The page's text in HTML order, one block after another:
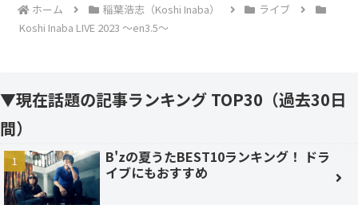
ホーム 稲葉浩志（Koshi Inaba）
ライブ
Koshi Inaba LIVE 2023 〜en3.5〜
▼現在話題の記事ランキング TOP30（過去30日
間）
B'zの夏うたBEST10ランキング！ ドラ
イブにもおすすめ